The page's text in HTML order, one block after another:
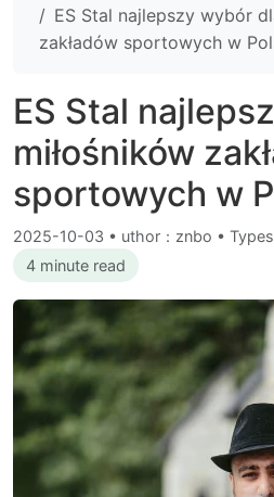
ES Stal najlepszy wybór
zakładów sportowych w
ES Stal
miłośników
sportowych w
2025-10-03 • uthor：znbo • Types
4 minute read